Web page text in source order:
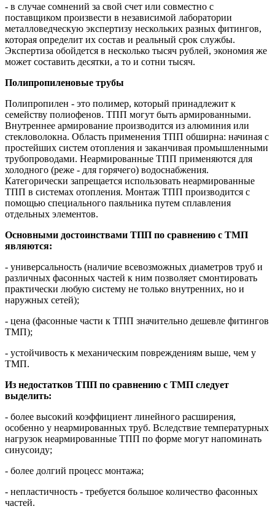
- в случае сомнений за свой счет или совместно с
поставщиком произвести в независимой лаборатории
металловедческую экспертизу нескольких разных фитингов,
которая определит их состав и реальный срок службы.
Экспертиза обойдется в несколько тысяч рублей, экономия же
может составить десятки, а то и сотни тысяч.
Полипропиленовые трубы
Полипропилен - это полимер, который принадлежит к
семейству полиофенов. ТПП могут быть армированными.
Внутреннее армирование производится из алюминия или
стекловолокна. Область применения ТПП обширна: начиная с
простейших систем отопления и заканчивая промышленными
трубопроводами. Неармированные ТПП применяются для
холодного (реже - для горячего) водоснабжения.
Категорически запрещается использовать неармированные
ТПП в системах отопления. Монтаж ТПП производится с
помощью специального паяльника путем сплавления
отдельных элементов.
Основными достоинствами ТПП по сравнению с ТМП
являются:
- универсальность (наличие всевозможных диаметров труб и
различных фасонных частей к ним позволяет смонтировать
практически любую систему не только внутренних, но и
наружных сетей);
- цена (фасонные части к ТПП значительно дешевле фитингов
ТМП);
- устойчивость к механическим повреждениям выше, чем у
ТМП.
Из недостатков ТПП по сравнению с ТМП следует
выделить:
- более высокий коэффициент линейного расширения,
особенно у неармированных труб. Вследствие температурных
нагрузок неармированные ТПП по форме могут напоминать
синусоиду;
- более долгий процесс монтажа;
- непластичность - требуется большое количество фасонных
частей.